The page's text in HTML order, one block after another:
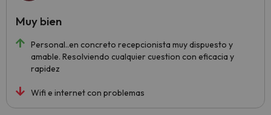
Personal..en concreto recepcionista muy dispuesto y
amable. Resolviendo cualquier cuestion con eficacia y
rapidez
Wifi e internet con problemas
Muy bien